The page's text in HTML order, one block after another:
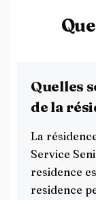
Quelles
de la
La
Service
residence
residence